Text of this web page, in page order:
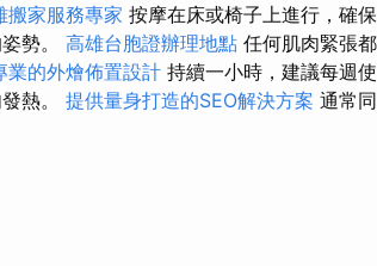
搬家服務專家 按摩在床或椅子上進行，確
勢。 高雄台胞證辦理地點 任何肌肉緊張
業的外燴佈置設計 持續一小時，建議每週
熱。 提供量身打造的SEO解決方案 通常